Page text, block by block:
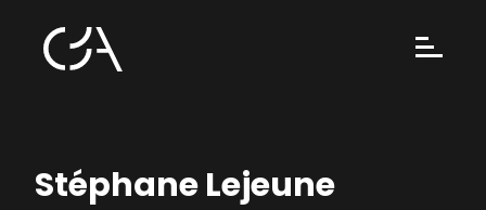
Stéphane Lejeune